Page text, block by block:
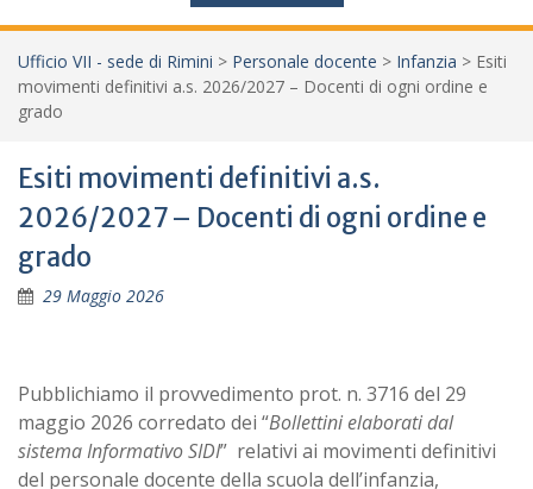
Ufficio VII - sede di Rimini > Personale docente > Infanzia > Esiti
movimenti definitivi a.s. 2026/2027 – Docenti di ogni ordine e
grado
Esiti movimenti definitivi a.s.
2026/2027 – Docenti di ogni ordine e
grado
29 Maggio 2026
Pubblichiamo il provvedimento prot. n. 3716 del 29
maggio 2026 corredato dei “Bollettini elaborati dal
sistema Informativo SIDI” relativi ai movimenti definitivi
del personale docente della scuola dell’infanzia,